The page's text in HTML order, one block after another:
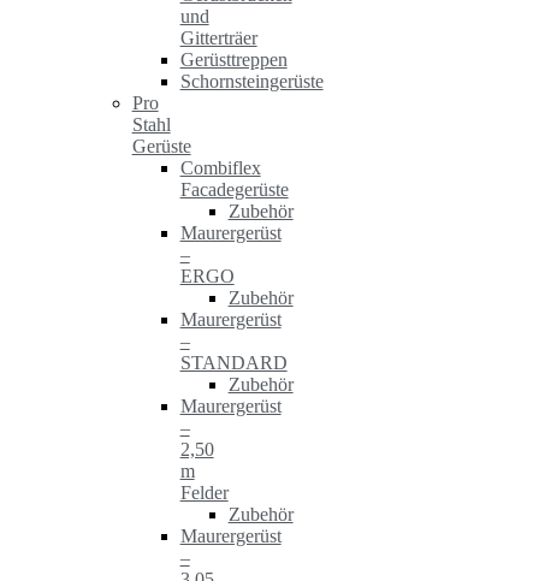
und
Gitterträer
Gerüsttreppen
Schornsteingerüste
Pro
Stahl
Gerüste
Combiflex
Facadegerüste
Zubehör
Maurergerüst
–
ERGO
Zubehör
Maurergerüst
–
STANDARD
Zubehör
Maurergerüst
–
2,50
m
Felder
Zubehör
Maurergerüst
–